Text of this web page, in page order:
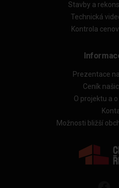
Stavby a
Technická
Kontrola
Prezentace
Ceník
O projektu a
Možnosti bližší